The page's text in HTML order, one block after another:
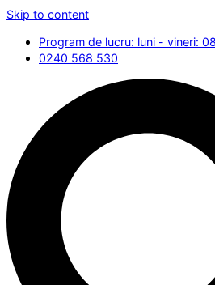
Skip to content
Program de lucru: luni - vineri:
0240 568 530